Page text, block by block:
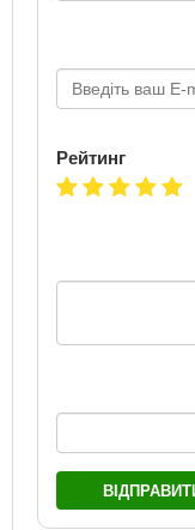
Рейтинг